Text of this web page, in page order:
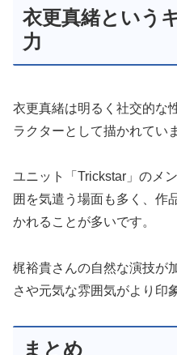
衣更真緒という
力
衣更真緒は明るく社交的な
ラクターとして描かれてい
ユニット「Trickstar」のメ
囲を気遣う場面も多く、作
かれることが多いです。
梶裕貴さんの自然な演技が
さや元気な雰囲気がより印
まとめ